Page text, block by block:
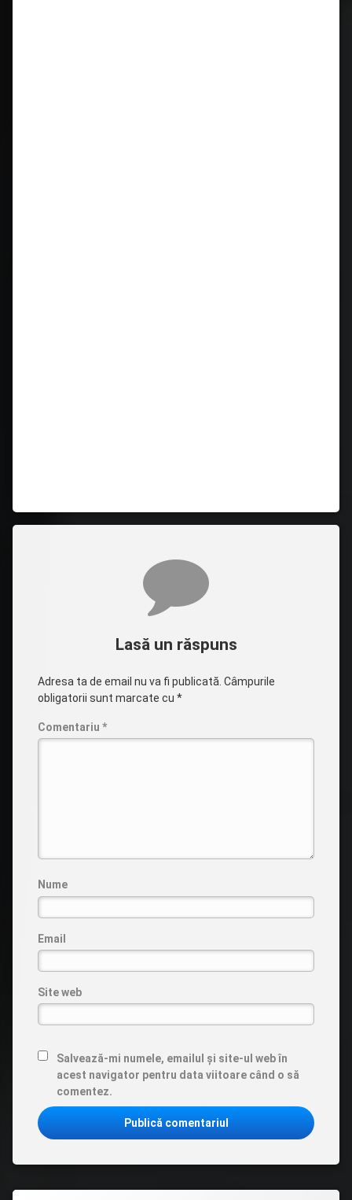
Lasă un răspuns
Adresa ta de email nu va fi publicată. Câmpurile
obligatorii sunt marcate cu *
Comentariu *
Nume
Email
Site web
Salvează-mi numele, emailul și site-ul web în
acest navigator pentru data viitoare când o să
comentez.